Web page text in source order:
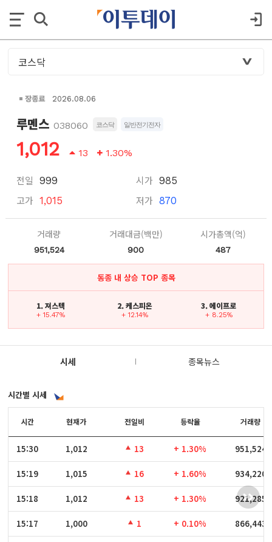
장종료 2026.08.06
루멘스 038060 코스닥 일반전기전자
1,012 13 1.30%
전일 999
고가 1,015
시가 985
저가 870
거래량
951,524
거래대금(백만)
900
시가총액(억)
487
동종 내 상승 TOP 종목
1. 져스텍
+ 15.47%
2. 케스피온
+ 12.14%
3. 에이프로
+ 8.25%
시세 종목뉴스
시간별 시세
시간
15:30
15:19
15:18
15:17
시간 현재가 전일비 등락율 거래량
15:30 1,012 13 + 1.30% 951,524
15:19 1,015 16 + 1.60% 934,220
15:18 1,012 13 + 1.30% 921,285
15:17 1,000 1 + 0.10% 866,443